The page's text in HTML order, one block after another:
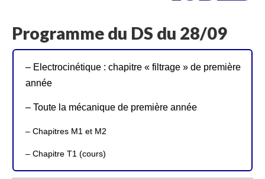
Programme du DS du 28/09
– Electrocinétique : chapitre « filtrage » de première
année
– Toute la mécanique de première année
– Chapitres M1 et M2
– Chapitre T1 (cours)